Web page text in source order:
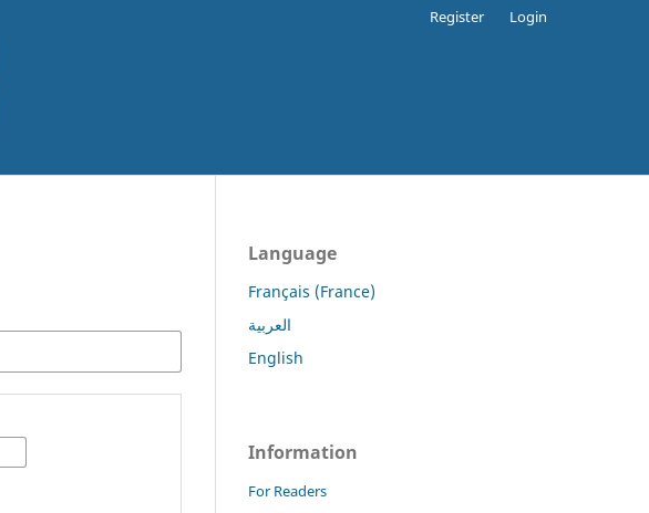
Register Login
Language
Français (France)
العربية
English
Information
For Readers